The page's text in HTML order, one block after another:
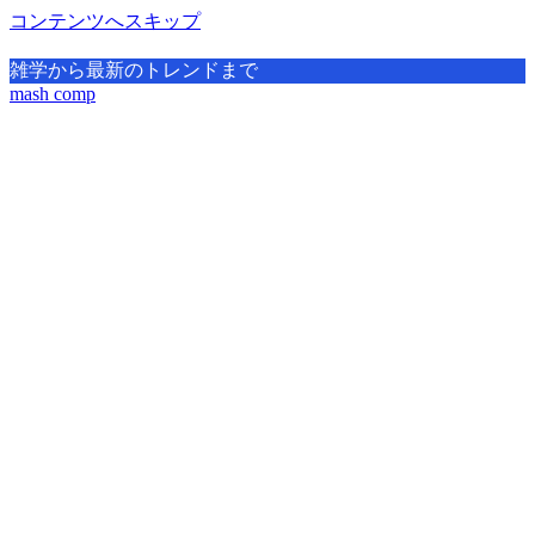
コンテンツへスキップ
雑学から最新のトレンドまで
mash comp